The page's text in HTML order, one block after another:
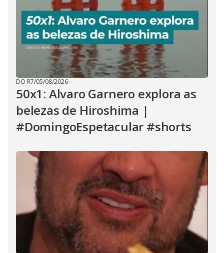
DO R7/05/08/2026
50x1: Alvaro Garnero explora as
belezas de Hiroshima |
#DomingoEspetacular #shorts